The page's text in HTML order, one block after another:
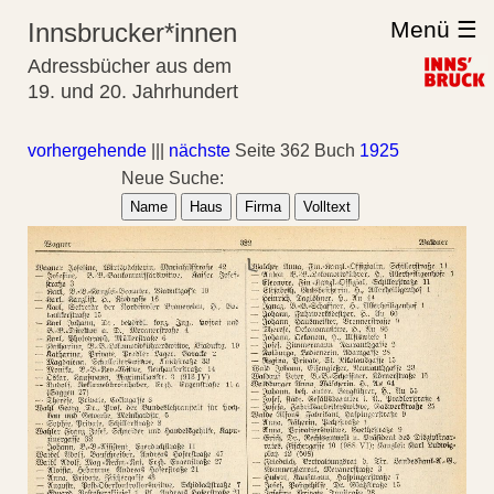
Innsbrucker*innen
Adressbücher aus dem
19. und 20. Jahrhundert
Menü ☰
vorhergehende nächste Seite 362 Buch 1925
Neue Suche:
Name Haus Firma Volltext